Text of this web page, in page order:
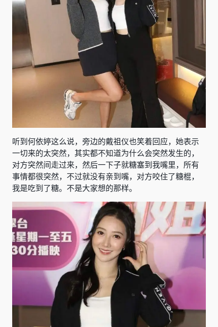
听到何依婷这么说，旁边的戴祖仪也笑着回应，她表示
一切来的太突然，其实都不知道为什么会突然发生的，
对方突然间走过来，然后一下子就糖塞到我嘴里，所有
事情都很突然，不过就没有亲到嘴，对方咬住了糖棍，
我是吃到了糖。不是大家想的那样。